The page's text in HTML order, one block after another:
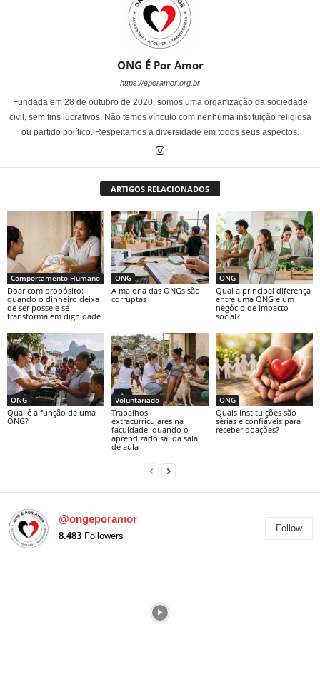
ONG É Por Amor
https://eporamor.org.br
Fundada em 28 de outubro de 2020, somos uma organização da sociedade
civil, sem fins lucrativos. Não temos vínculo com nenhuma instituição religiosa
ou partido político. Respeitamos a diversidade em todos seus aspectos.
ARTIGOS RELACIONADOS
Comportamento Humano
Doar com propósito:
quando o dinheiro deixa
de ser posse e se
transforma em dignidade
ONG
A maioria das ONGs são
corruptas
ONG
Qual a principal diferença
entre uma ONG e um
negócio de impacto
social?
ONG
Qual é a função de uma
ONG?
Voluntariado
Trabalhos
extracurriculares na
faculdade: quando o
aprendizado sai da sala
de aula
ONG
Quais instituições são
sérias e confiáveis para
receber doações?
@ongeporamor
8.483 Followers
Follow